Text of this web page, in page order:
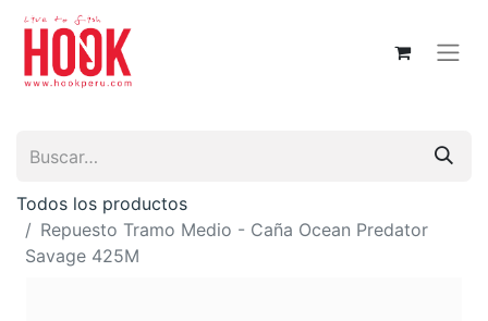
Todos los productos
Repuesto Tramo Medio - Caña Ocean Predator
Savage 425M